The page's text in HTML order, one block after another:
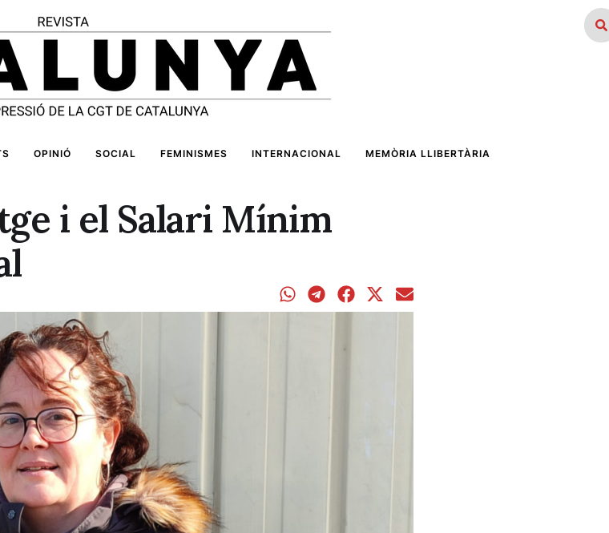
OPINIÓ SOCIAL FEMINISMES INTERNACIONAL MEMÒRIA LLIBERTÀRIA
i el Salari Mínim